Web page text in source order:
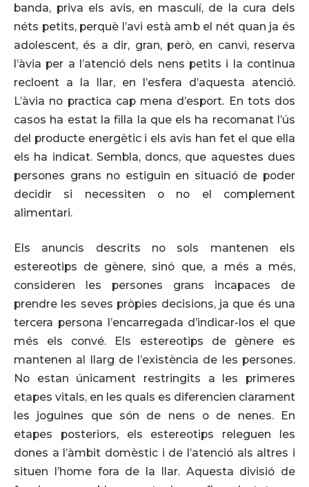
banda, priva els avis, en masculí, de la cura dels
néts petits, perquè l’avi està amb el nét quan ja és
adolescent, és a dir, gran, però, en canvi, reserva
l’àvia per a l’atenció dels nens petits i la continua
recloent a la llar, en l’esfera d’aquesta atenció.
L’àvia no practica cap mena d’esport. En tots dos
casos ha estat la filla la que els ha recomanat l’ús
del producte energètic i els avis han fet el que ella
els ha indicat. Sembla, doncs, que aquestes dues
persones grans no estiguin en situació de poder
decidir si necessiten o no el complement
alimentari.
Els anuncis descrits no sols mantenen els
estereotips de gènere, sinó que, a més a més,
consideren les persones grans incapaces de
prendre les seves pròpies decisions, ja que és una
tercera persona l’encarregada d’indicar-los el que
més els convé. Els estereotips de gènere es
mantenen al llarg de l’existència de les persones.
No estan únicament restringits a les primeres
etapes vitals, en les quals es diferencien clarament
les joguines que són de nens o de nenes. En
etapes posteriors, els estereotips releguen les
dones a l’àmbit domèstic i de l’atenció als altres i
situen l’home fora de la llar. Aquesta divisió de